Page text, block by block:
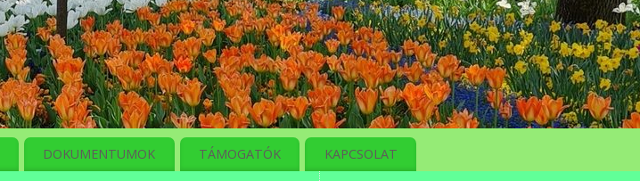
DOKUMENTUMOK TÁMOGATÓK KAPCSOLAT